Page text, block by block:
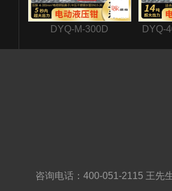
DYQ-M-300D
DYQ-
咨询电话：400-051-2115 王先